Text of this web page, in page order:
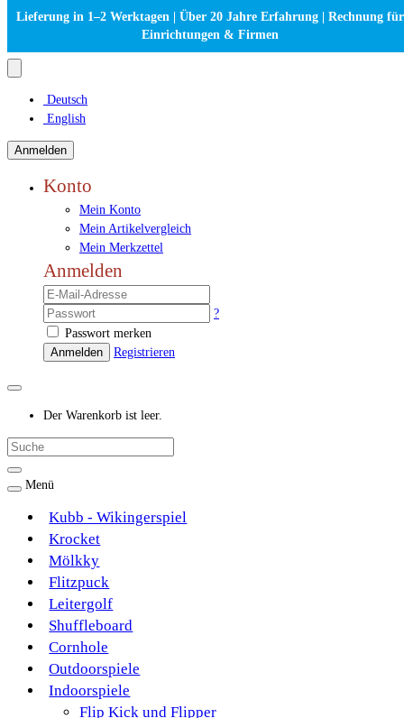
Deutsch
English
Anmelden
Konto
Mein Konto
Mein Artikelvergleich
Mein Merkzettel
Anmelden
?
Passwort merken
Anmelden
Registrieren
Der Warenkorb ist leer.
Menü
Kubb - Wikingerspiel
Krocket
Mölkky
Flitzpuck
Leitergolf
Shuffleboard
Cornhole
Outdoorspiele
Indoorspiele
Flip Kick und Flipper
Lieferung in 1–2 Werktagen | Über 20 Jahre Erfahrung | Rechnung für
Einrichtungen & Firmen